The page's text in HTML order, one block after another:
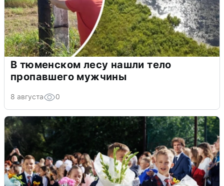
В тюменском лесу нашли тело
пропавшего мужчины
8 августа 0